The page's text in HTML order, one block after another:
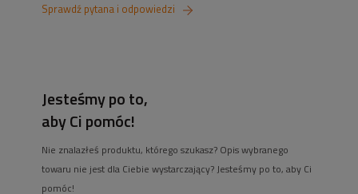
Sprawdź pytana i odpowiedzi
Jesteśmy po to,
aby Ci pomóc!
Nie znalazłeś produktu, którego szukasz? Opis wybranego
towaru nie jest dla Ciebie wystarczający? Jesteśmy po to, aby Ci
pomóc!